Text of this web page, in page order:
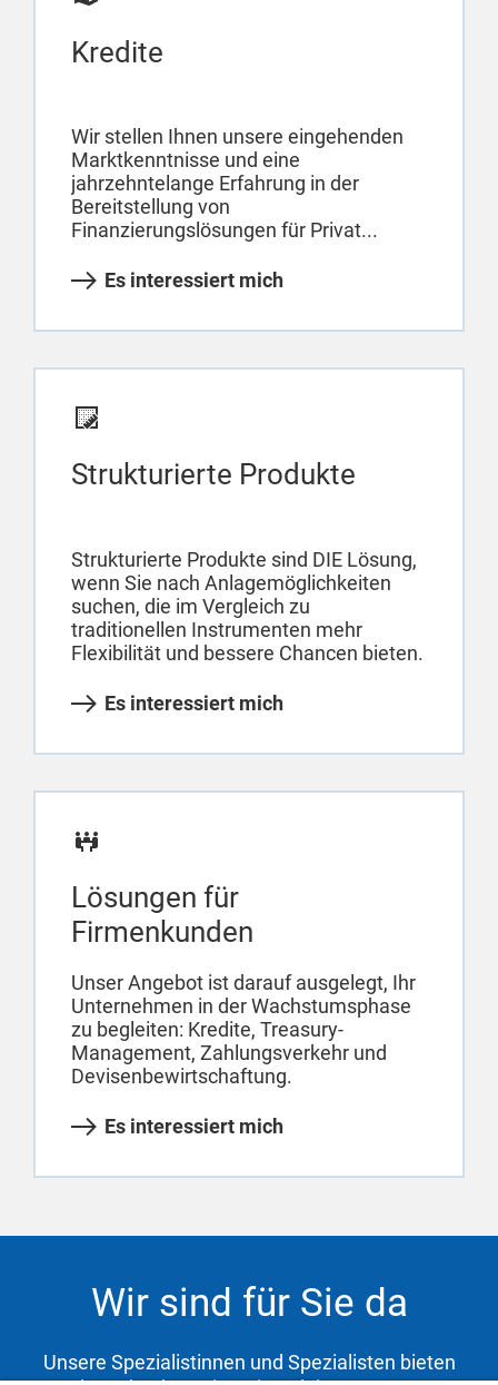
Kredite
Wir stellen Ihnen unsere eingehenden
Marktkenntnisse und eine
jahrzehntelange Erfahrung in der
Bereitstellung von
Finanzierungslösungen für Privat...
Es interessiert mich
Strukturierte Produkte
Strukturierte Produkte sind DIE Lösung,
wenn Sie nach Anlagemöglichkeiten
suchen, die im Vergleich zu
traditionellen Instrumenten mehr
Flexibilität und bessere Chancen bieten.
Es interessiert mich
Lösungen für
Firmenkunden
Unser Angebot ist darauf ausgelegt, Ihr
Unternehmen in der Wachstumsphase
zu begleiten: Kredite, Treasury-
Management, Zahlungsverkehr und
Devisenbewirtschaftung.
Es interessiert mich
Wir sind für Sie da
Unsere Spezialistinnen und Spezialisten bieten